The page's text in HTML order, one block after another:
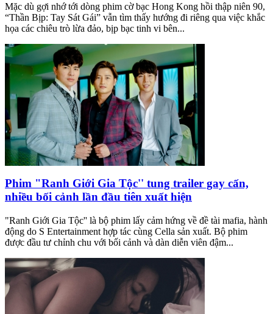
Mặc dù gợi nhớ tới dòng phim cờ bạc Hong Kong hồi thập niên 90,
“Thần Bịp: Tay Sát Gái” vẫn tìm thấy hướng đi riêng qua việc khắc
họa các chiêu trò lừa đảo, bịp bạc tinh vi bên...
Phim "Ranh Giới Gia Tộc'' tung trailer gay cấn,
nhiều bối cảnh lần đầu tiên xuất hiện
"Ranh Giới Gia Tộc'' là bộ phim lấy cảm hứng về đề tài mafia, hành
động do S Entertainment hợp tác cùng Cella sản xuất. Bộ phim
được đầu tư chỉnh chu với bối cảnh và dàn diễn viên đậm...